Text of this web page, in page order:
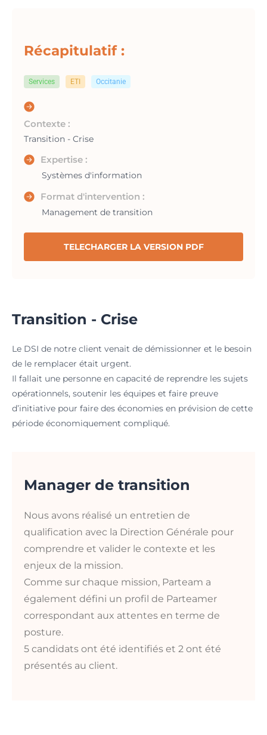
Transition - Crise
Le DSI de notre client venait de démissionner et le besoin
de le remplacer était urgent.
Il fallait une personne en capacité de reprendre les sujets
opérationnels, soutenir les équipes et faire preuve
d’initiative pour faire des économies en prévision de cette
période économiquement compliqué.
Manager de transition
Nous avons réalisé un entretien de
qualification avec la Direction Générale pour
comprendre et valider le contexte et les
enjeux de la mission.
Comme sur chaque mission, Parteam a
également défini un profil de Parteamer
correspondant aux attentes en terme de
posture.
5 candidats ont été identifiés et 2 ont été
présentés au client.
Récapitulatif :
Services ETI Occitanie
Contexte :
Transition - Crise
Expertise :
Systèmes d'information
Format d'intervention :
Management de transition
TELECHARGER LA VERSION PDF